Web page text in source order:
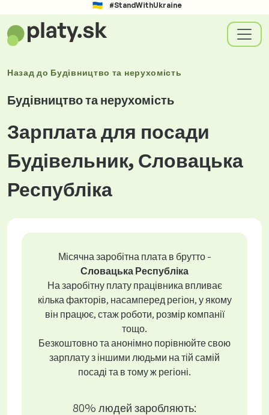
#StandWithUkraine
Назад до Будівництво та нерухомість
Будівництво та нерухомість
Зарплата для посади
Будівельник, Словацька
Республіка
Місячна заробітна плата в брутто -
Словацька Республіка
На заробітну плату працівника впливає
кілька факторів, насамперед регіон, у якому
він працює, стаж роботи, розмір компанії
тощо.
Безкоштовно та анонімно порівнюйте свою
зарплату з іншими людьми на тій самій
посаді та в тому ж регіоні.
80% людей заробляють: